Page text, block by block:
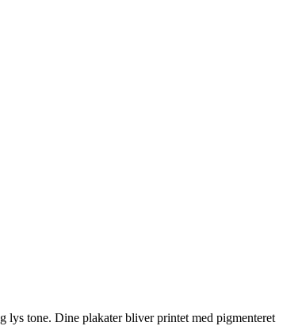
tone. Dine plakater bliver printet med pigmenteret